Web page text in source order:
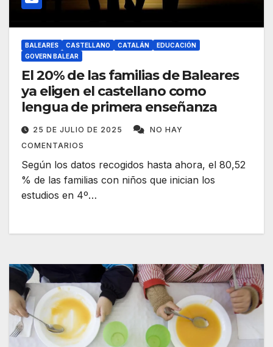
BALEARES CASTELLANO CATALÁN
EDUCACIÓN
GOVERN BALEAR
El 20% de las familias de Baleares
ya eligen el castellano como
lengua de primera enseñanza
25 DE JULIO DE 2025
NO HAY
COMENTARIOS
Según los datos recogidos hasta ahora, el 80,52
% de las familias con niños que inician los
estudios en 4º…